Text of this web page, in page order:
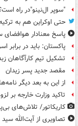
"سوپر ال‌نینو"در راه
حتی اوکراین هم به
پاسخ معنادار هوافضای
پاکستان: باید در برابر
تشکیل تیم کارآگاهان
مقصد جدید پسر زیدان
از این به بعد دیگر
تاکید وزارت خارجه بر
کاریکاتور/ تلاش‌های
تصاویری از آیت‌الله